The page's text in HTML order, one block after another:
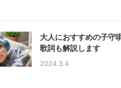
大人におすすめの子守
歌詞も解説します
2024.3.4